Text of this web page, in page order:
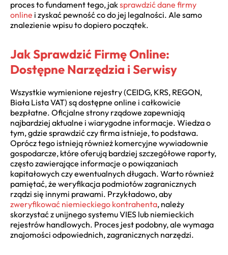
proces to fundament tego, jaksprawdzić dane firmy
online i zyskać pewność co do jej legalności. Ale samo
znalezienie wpisu to dopiero początek.
Jak Sprawdzić Firmę Online:
Dostępne Narzędzia i Serwisy
Wszystkie wymienione rejestry (CEIDG, KRS, REGON,
Biała Lista VAT) są dostępne online i całkowicie
bezpłatne. Oficjalne strony rządowe zapewniają
najbardziej aktualne i wiarygodne informacje. Wiedza o
tym, gdzie sprawdzić czy firma istnieje, to podstawa.
Oprócz tego istnieją również komercyjne wywiadownie
gospodarcze, które oferują bardziej szczegółowe raporty,
często zawierające informacje o powiązaniach
kapitałowych czy ewentualnych długach. Warto również
pamiętać, że weryfikacja podmiotów zagranicznych
rządzi się innymi prawami. Przykładowo, aby
zweryfikować niemieckiego kontrahenta, należy
skorzystać z unijnego systemu VIES lub niemieckich
rejestrów handlowych. Proces jest podobny, ale wymaga
znajomości odpowiednich, zagranicznych narzędzi.